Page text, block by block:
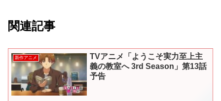
関連記事
新作アニメ
TVアニメ「ようこそ実力至上主
義の教室へ 3rd Season」第13話
予告